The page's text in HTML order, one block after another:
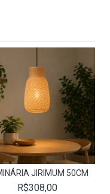
JIRIMUM 50CM
R$308,00